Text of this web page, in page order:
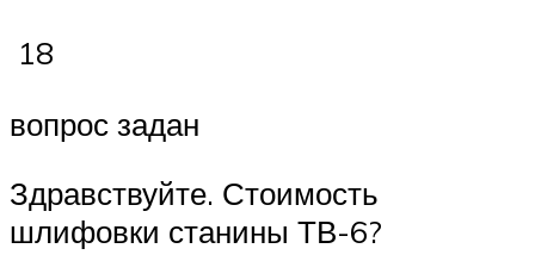
18
вопрос задан
Здравствуйте. Стоимость
шлифовки станины ТВ-6?